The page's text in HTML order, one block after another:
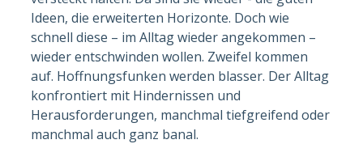
Ideen, die erweiterten Horizonte. Doch wie
schnell diese – im Alltag wieder angekommen –
wieder entschwinden wollen. Zweifel kommen
auf. Hoffnungsfunken werden blasser. Der Alltag
konfrontiert mit Hindernissen und
Herausforderungen, manchmal tiefgreifend oder
manchmal auch ganz banal.